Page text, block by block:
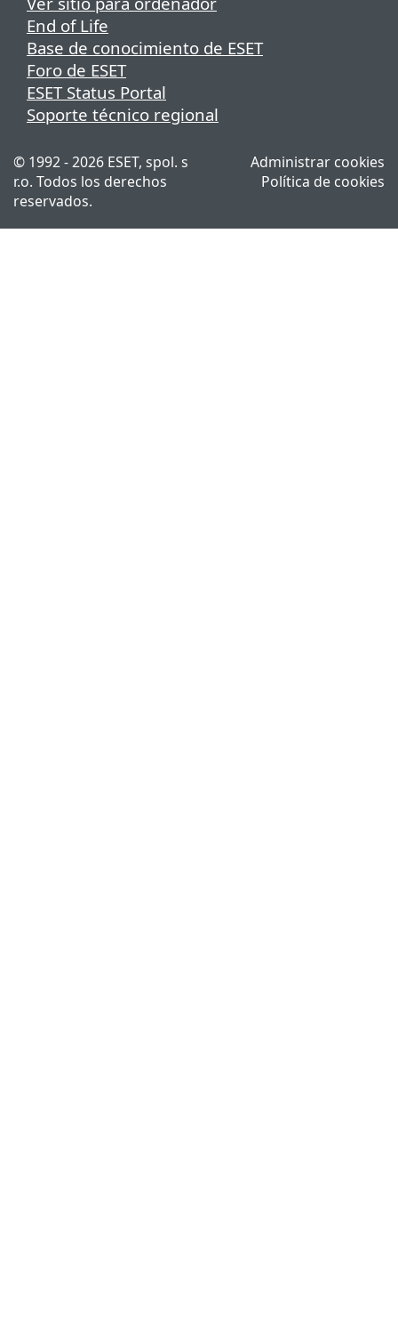
End of Life
Base de conocimiento de ESET
Foro de ESET
ESET Status Portal
Soporte técnico regional
© 1992 - 2026 ESET, spol. s
r.o. Todos los derechos
reservados.
Administrar cookies
Política de cookies